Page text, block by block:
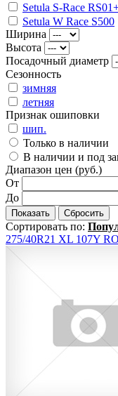
Setula S-Race
Setula W Race S500
Ширина
Высота
Посадочный диаметр
Сезонность
зимняя
летняя
Признак ошиповки
шип.
Только в наличии
В наличии и под
Диапазон цен (руб.)
От
До
Показать Сбросить
Сортировать по:
275/40R21 XL 107Y